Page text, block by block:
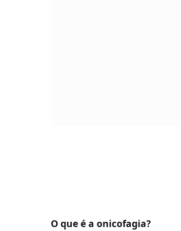
O que é a onicofagia?